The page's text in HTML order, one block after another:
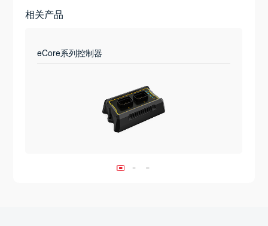
相关产品
eCore系列控制器